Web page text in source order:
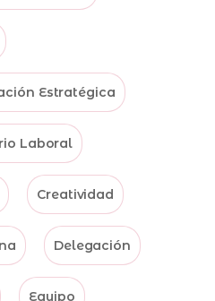
Estratégica
Laboral
Creatividad
Delegación
Equipo